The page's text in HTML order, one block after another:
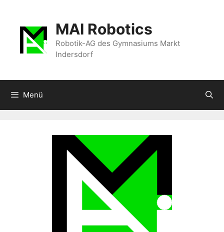
springen
MAI Robotics
Robotik-AG des Gymnasiums Markt
Indersdorf
Menü